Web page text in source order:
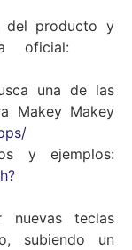
del producto y
oficial:
una de las
Makey Makey
/
y ejemplos:
nuevas teclas
subiendo un